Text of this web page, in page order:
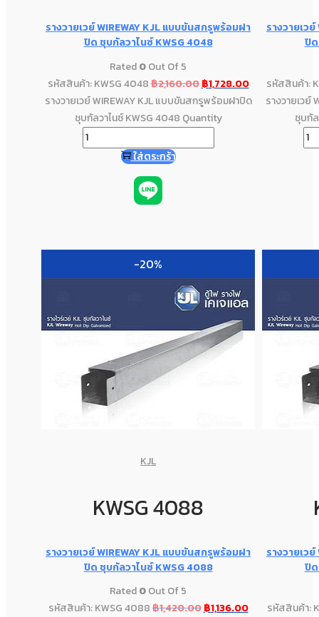
รางวายเวย์ WIREWAY KJL แบบขันสกรูพร้อมฝา
ปิด ชุบกัลวาไนซ์ KWSG 4048
Rated0Out Of 5
รหัสสินค้า: KWSG 4048฿2,160.00 ฿1,728.00
รางวายเวย์ WIREWAY KJL แบบขันสกรูพร้อมฝาปิด
ชุบกัลวาไนซ์ KWSG 4048 Quantity
ใส่ตระกร้า
รางวายเว
ปิ
รหัสสินค้า:
รางวายเวย์
ชุบกั
-20%
KJL
KWSG 4088
รางวายเวย์ WIREWAY KJL แบบขันสกรูพร้อมฝา
ปิด ชุบกัลวาไนซ์ KWSG 4088
Rated0Out Of 5
รหัสสินค้า: KWSG 4088฿1,420.00฿1,136.00
รางวายเว
ปิ
รหัสสินค้า: